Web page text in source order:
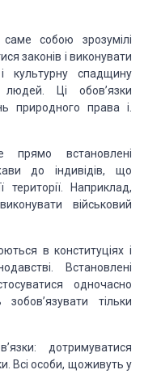
собою зрозумілі
законів і виконувати
культурну спадщину
Ці обов’язки
природного права і.
прямо встановлені
до індивідів, що
Наприклад,
військовий
в конститу­ціях і
Встанов­лені
одно­часно
тільки
дотримуватися
Всі особи, щоживуть у